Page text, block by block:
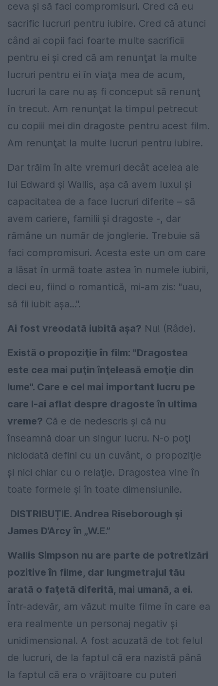
ceva şi să faci compromisuri. Cred că eu
sacrific lucruri pentru iubire. Cred că atunci
când ai copii faci foarte multe sacrificii
pentru ei şi cred că am renunţat la multe
lucruri pentru ei în viaţa mea de acum,
lucruri la care nu aş fi conceput să renunţ
în trecut. Am renunţat la timpul petrecut
cu copiii mei din dragoste pentru acest film.
Am renunţat la multe lucruri pentru iubire.
Dar trăim în alte vremuri decât acelea ale
lui Edward şi Wallis, aşa că avem luxul şi
capacitatea de a face lucruri diferite – să
avem cariere, familii şi dragoste -, dar
rămâne un număr de jonglerie. Trebuie să
faci compromisuri. Acesta este un om care
a lăsat în urmă toate astea în numele iubirii,
deci eu, fiind o romantică, mi-am zis: "uau,
să fii iubit aşa...".
Ai fost vreodată iubită aşa? Nu! (Râde).
Există o propoziţie în film: "Dragostea
este cea mai puţin înţeleasă emoţie din
lume". Care e cel mai important lucru pe
care l-ai aflat despre dragoste în ultima
vreme? Că e de nedescris şi că nu
înseamnă doar un singur lucru. N-o poţi
niciodată defini cu un cuvânt, o propoziţie
şi nici chiar cu o relaţie. Dragostea vine în
toate formele şi în toate dimensiunile.
DISTRIBUȚIE. Andrea Riseborough și
James D’Arcy în „W.E.”
Wallis Simpson nu are parte de potretizări
pozitive în filme, dar lungmetrajul tău
arată o faţetă diferită, mai umană, a ei.
Într-adevăr, am văzut multe filme în care ea
era realmente un personaj negativ şi
unidimensional. A fost acuzată de tot felul
de lucruri, de la faptul că era nazistă până
la faptul că era o vrăjitoare cu puteri